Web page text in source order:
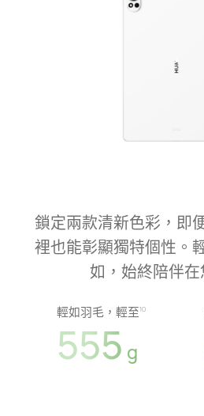
鎖定兩款清新色彩，即
裡也能彰顯獨特個性。
如，始終陪伴在
輕如羽毛，輕至10
555 g